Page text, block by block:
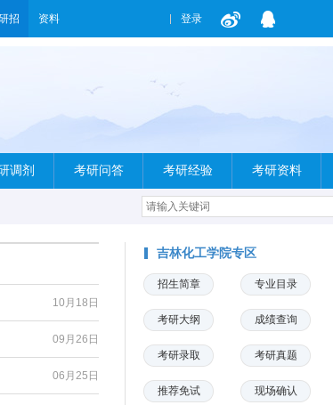
招 资料 登录
调剂 考研问答 考研经验 考研资料
10月18日
09月26日
06月25日
吉林化工学院专区
招生简章 专业目录
考研大纲 成绩查询
考研录取 考研真题
推荐免试 现场确认